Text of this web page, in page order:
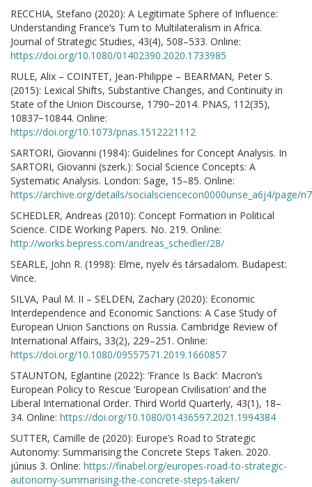
RECCHIA, Stefano (2020): A Legitimate Sphere of Influence:
Understanding France’s Turn to Multilateralism in Africa.
Journal of Strategic Studies, 43(4), 508–533. Online:
https://doi.org/10.1080/01402390.2020.1733985
RULE, Alix – COINTET, Jean-Philippe – BEARMAN, Peter S.
(2015): Lexical Shifts, Substantive Changes, and Continuity in
State of the Union Discourse, 1790−2014. PNAS, 112(35),
10837−10844. Online:
https://doi.org/10.1073/pnas.1512221112
SARTORI, Giovanni (1984): Guidelines for Concept Analysis. In
SARTORI, Giovanni (szerk.): Social Science Concepts: A
Systematic Analysis. London: Sage, 15–85. Online:
https://archive.org/details/socialsciencecon0000unse_a6j4/page/
SCHEDLER, Andreas (2010): Concept Formation in Political
Science. CIDE Working Papers. No. 219. Online:
http://works.bepress.com/andreas_schedler/28/
SEARLE, John R. (1998): Elme, nyelv és társadalom. Budapest:
Vince.
SILVA, Paul M. II – SELDEN, Zachary (2020): Economic
Interdependence and Economic Sanctions: A Case Study of
European Union Sanctions on Russia. Cambridge Review of
International Affairs, 33(2), 229–251. Online:
https://doi.org/10.1080/09557571.2019.1660857
STAUNTON, Eglantine (2022): ’France Is Back’: Macron’s
European Policy to Rescue ‘European Civilisation’ and the
Liberal International Order. Third World Quarterly, 43(1), 18–
34. Online: https://doi.org/10.1080/01436597.2021.1994384
SUTTER, Camille de (2020): Europe’s Road to Strategic
Autonomy: Summarising the Concrete Steps Taken. 2020.
június 3. Online: https://finabel.org/europes-road-to-strategic-
autonomy-summarising-the-concrete-steps-taken/